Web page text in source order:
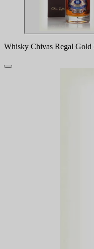
Whisky Chivas Regal Gold